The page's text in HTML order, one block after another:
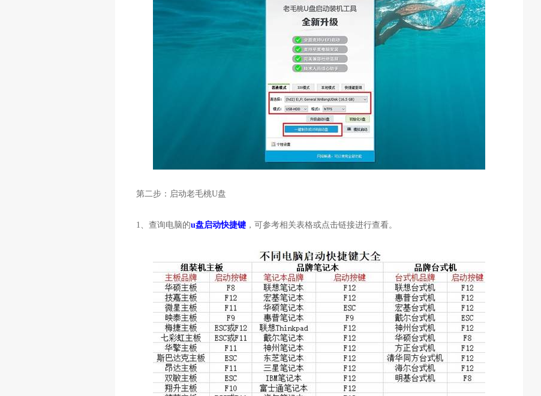
第二步：启动老毛桃U盘
1、查询电脑的u盘启动快捷键 ，可参考相关表格或点击链接进行查看。